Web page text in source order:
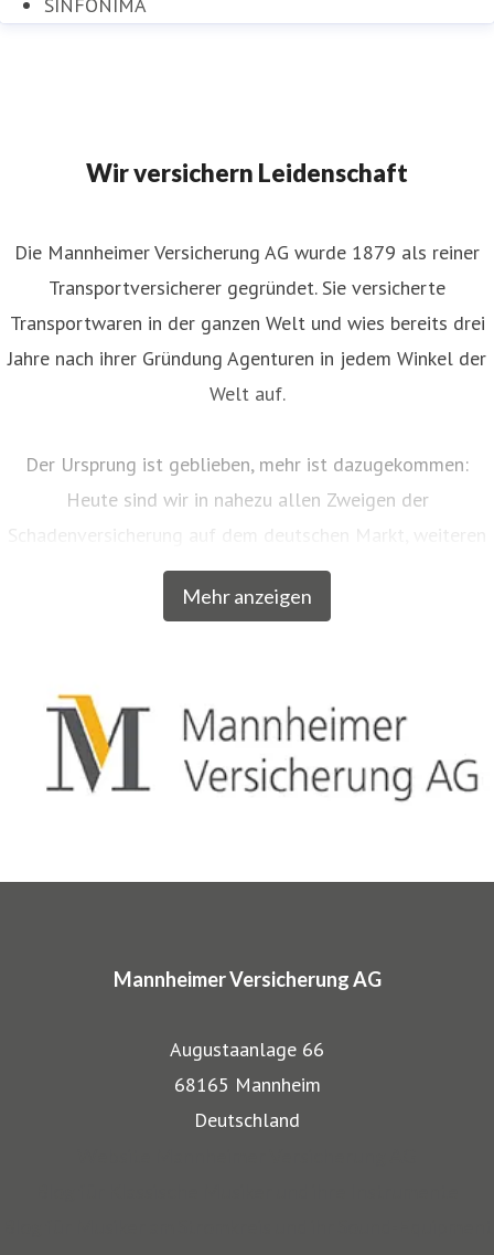
SINFONIMA
Wir versichern Leidenschaft
Mehr anzeigen
Die Mannheimer Versicherung AG wurde 1879 als reiner
Transportversicherer gegründet. Sie versicherte
Transportwaren in der ganzen Welt und wies bereits drei
Jahre nach ihrer Gründung Agenturen in jedem Winkel der
Welt auf.
Der Ursprung ist geblieben, mehr ist dazugekommen:
Heute sind wir in nahezu allen Zweigen der
Schadenversicherung auf dem deutschen Markt, weiteren
EU-Ländern und der Schweiz aktiv. Neben unserem
Breitengeschäft sind wir am Markt als Versicherer von
gewerblichen Bereich anerkannt. Beispielsweise
entwickelten wir für Musiker, Galeristen und Juweliere
komplette Absicherungspakete. Diese tragen
gut wieder: Gerade, wenn wertvolle Gegenstände wie
bestehen besondere Gefahren. Die Mitarbeiter der
Mannheimer bieten dafür nicht nur optimalen
Versicherungsschutz, sondern beraten auch in allen
Mannheimer Versicherung AG
Augustaanlage 66
68165 Mannheim
Deutschland